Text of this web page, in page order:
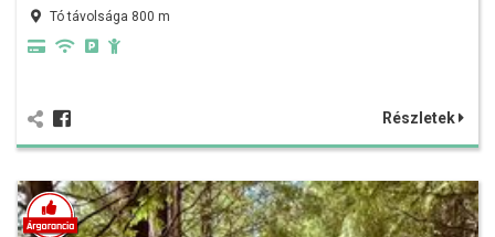
Tó távolsága 800 m
Részletek